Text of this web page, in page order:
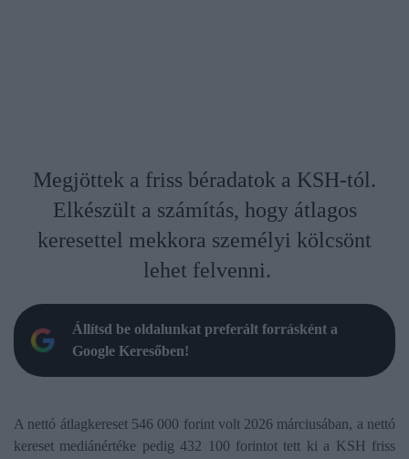
Megjöttek a friss béradatok a KSH-tól.
Elkészült a számítás, hogy átlagos
keresettel mekkora személyi kölcsönt
lehet felvenni.
Állítsd be oldalunkat preferált forrásként a
Google Keresőben!
A nettó átlagkereset 546 000 forint volt 2026 márciusában, a nettó
kereset mediánértéke pedig 432 100 forintot tett ki a KSH friss